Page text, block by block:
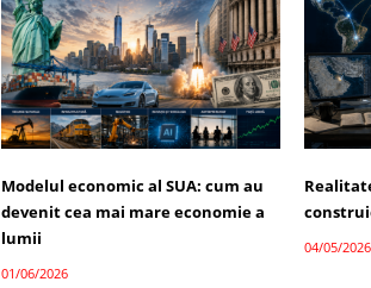
Modelul economic al SUA: cum au
devenit cea mai mare economie a
lumii
01/06/2026
04/05/2026